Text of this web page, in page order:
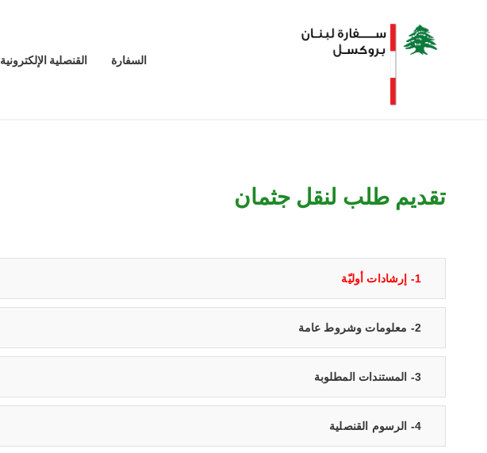
السفارة القنصلية الإلكترونية
تقديم طلب لنقل جثمان
1- إرشادات أوليّة
2- معلومات وشروط عامة
3- المستندات المطلوبة
4- الرسوم القنصلية